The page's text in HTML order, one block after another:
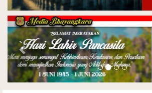
Previous